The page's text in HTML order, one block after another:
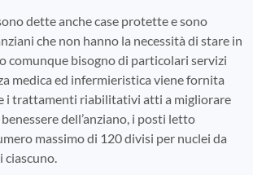
dette anche case protette e sono
che non hanno la necessità di stare in
comunque bisogno di particolari servizi
medica ed infermieristica viene fornita
i trattamenti riabilitativi atti a migliorare
dell’anziano, i posti letto
massimo di 120 divisi per nuclei da
ciascuno.